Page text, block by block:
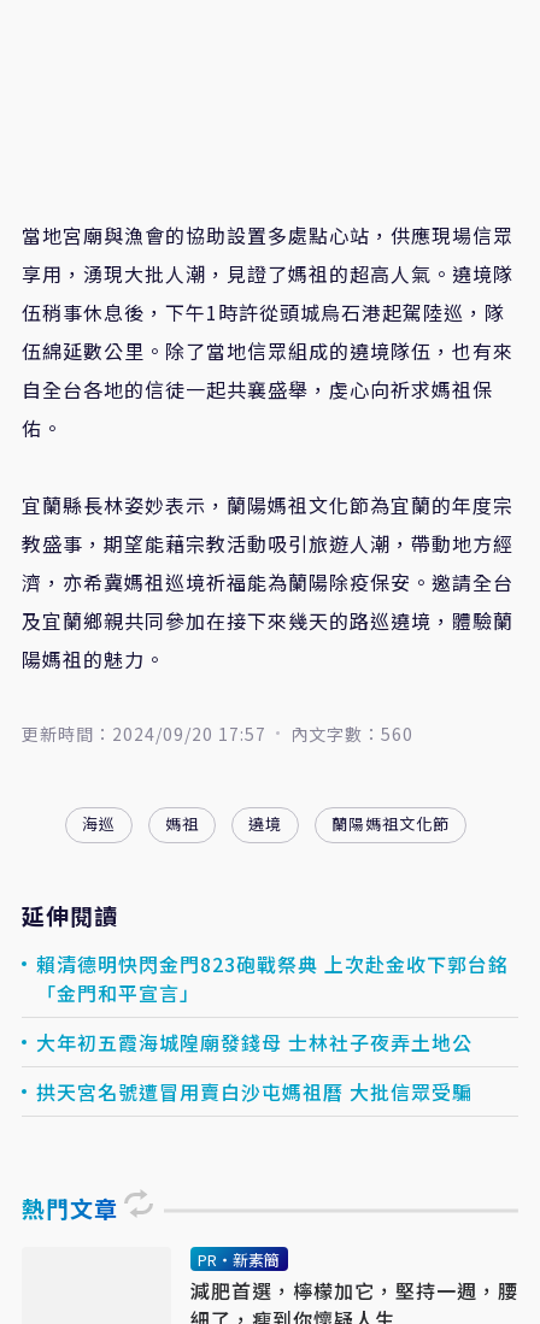
當地宮廟與漁會的協助設置多處點心站，供應現場信眾
享用，湧現大批人潮，見證了媽祖的超高人氣。遶境隊
伍稍事休息後，下午1時許從頭城烏石港起駕陸巡，隊
伍綿延數公里。除了當地信眾組成的遶境隊伍，也有來
自全台各地的信徒一起共襄盛舉，虔心向祈求媽祖保
佑。
宜蘭縣長林姿妙表示，蘭陽媽祖文化節為宜蘭的年度宗
教盛事，期望能藉宗教活動吸引旅遊人潮，帶動地方經
濟，亦希冀媽祖巡境祈福能為蘭陽除疫保安。邀請全台
及宜蘭鄉親共同參加在接下來幾天的路巡遶境，體驗蘭
陽媽祖的魅力。
更新時間：2024/09/20 17:57 內文字數：560
海巡 媽祖 遶境 蘭陽媽祖文化節
延伸閱讀
賴清德明快閃金門823砲戰祭典 上次赴金收下郭台銘
「金門和平宣言」
大年初五霞海城隍廟發錢母 士林社子夜弄土地公
拱天宮名號遭冒用賣白沙屯媽祖曆 大批信眾受騙
熱門文章
PR・新素簡
減肥首選，檸檬加它，堅持一週，腰